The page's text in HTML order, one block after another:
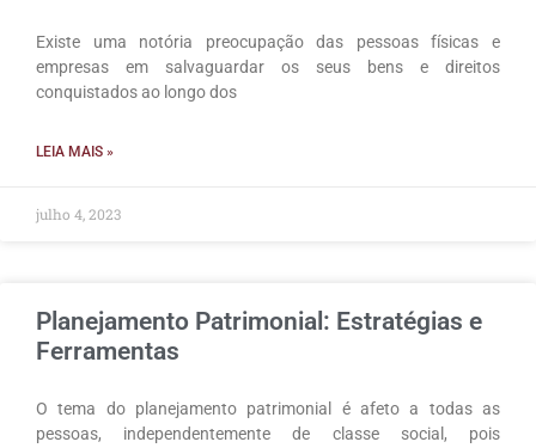
Existe uma notória preocupação das pessoas físicas e
empresas em salvaguardar os seus bens e direitos
conquistados ao longo dos
LEIA MAIS »
julho 4, 2023
Planejamento Patrimonial: Estratégias e
Ferramentas
O tema do planejamento patrimonial é afeto a todas as
pessoas, independentemente de classe social, pois